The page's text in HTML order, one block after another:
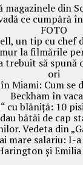
magazinele din
ce cumpără
FOTO
un tip cu chef
la filmările
trebuit să spună
ori
în Miami: Cum se
Beckham în
cu blăniță: 10
bătăi de cap
Vedeta din
mare salariu: I-
și Emilia